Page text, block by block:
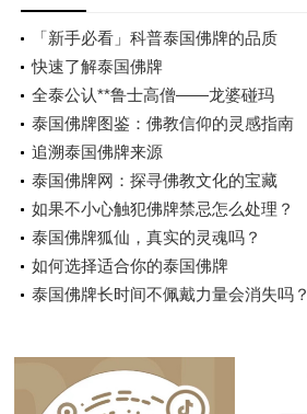
「新手必看」科普泰国佛牌的品质
快速了解泰国佛牌
全泰公认**鲁士高僧——龙婆碰玛
泰国佛牌图鉴：佛教信仰的灵感指南
追溯泰国佛牌来源
泰国佛牌网：探寻佛教文化的宝藏
如果不小心触犯佛牌禁忌怎么处理？
泰国佛牌狐仙，真实的灵魂吗？
如何选择适合你的泰国佛牌
泰国佛牌长时间不佩戴力量会消失吗？